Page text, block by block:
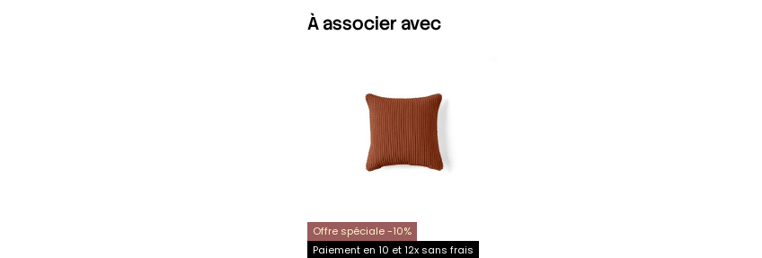
À associer avec
Offre spéciale -10%
Paiement en 10 et 12x sans frais